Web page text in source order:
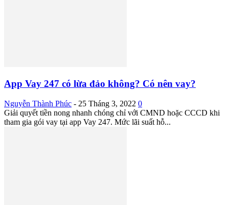
App Vay 247 có lừa đảo không? Có nên vay?
Nguyễn Thành Phúc - 25 Tháng 3, 2022 0
Giải quyết tiền nong nhanh chóng chỉ với CMND hoặc CCCD khi
tham gia gói vay tại app Vay 247. Mức lãi suất hỗ...